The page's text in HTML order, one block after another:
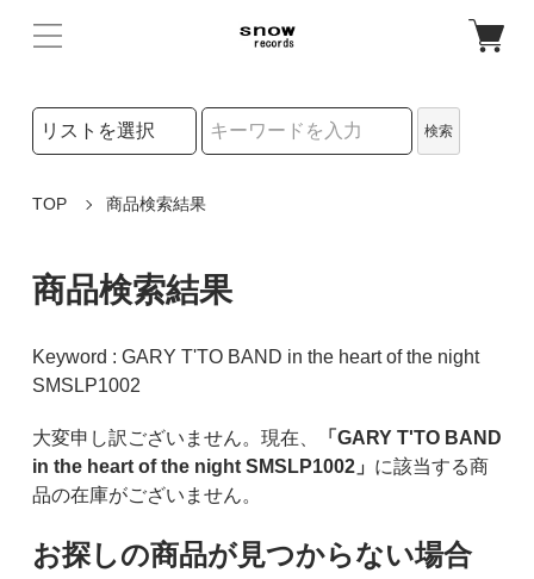
検索リストの選択
検索
TOP 商品検索結果
商品検索結果
Keyword : GARY T'TO BAND in the heart of the night
SMSLP1002
大変申し訳ございません。現在、
「GARY T'TO BAND
in the heart of the night SMSLP1002」 に該当する商
品の在庫がございません。
お探しの商品が見つからない場合